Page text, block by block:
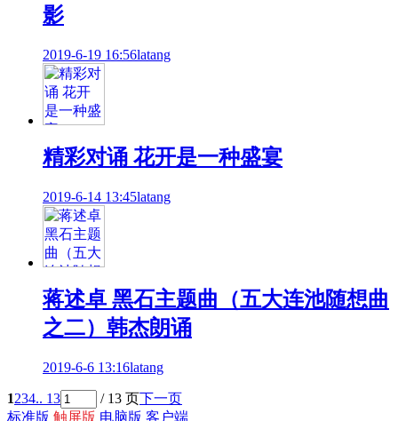
影
2019-6-19 16:56latang
精彩对诵 花开是一种盛宴
2019-6-14 13:45latang
蒋述卓 黑石主题曲（五大连池随想曲
之二）韩杰朗诵
2019-6-6 13:16latang
1234.. 13 / 13 页下一页
标准版 触屏版 电脑版 客户端